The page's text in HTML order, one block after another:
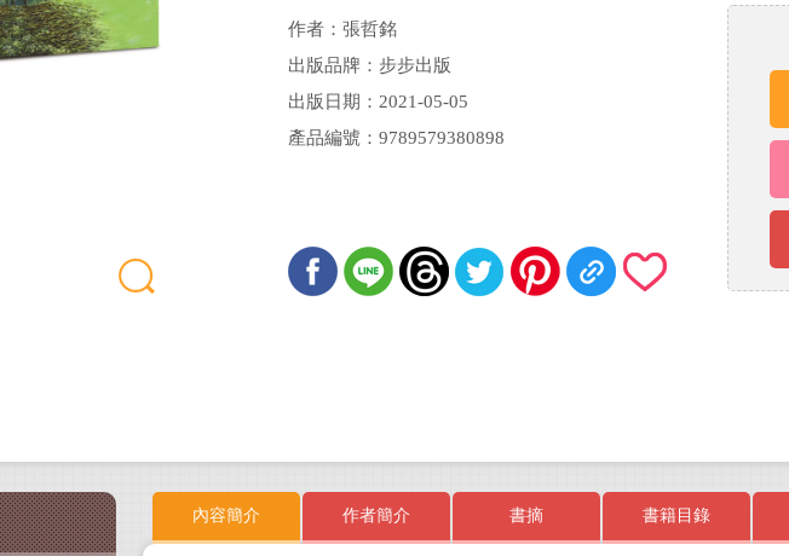
作者：張哲銘
出版品牌：步步出版
出版日期：2021-05-05
產品編號：9789579380898
內容簡介 作者簡介 書摘 書籍目錄